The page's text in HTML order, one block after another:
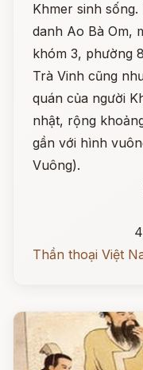
Khmer sinh
danh Ao Bà Om,
khóm 3, phường
Trà Vinh cũng
quán của người
nhật, rộng
gần với hình
Vuông).
Thần thoại Việt